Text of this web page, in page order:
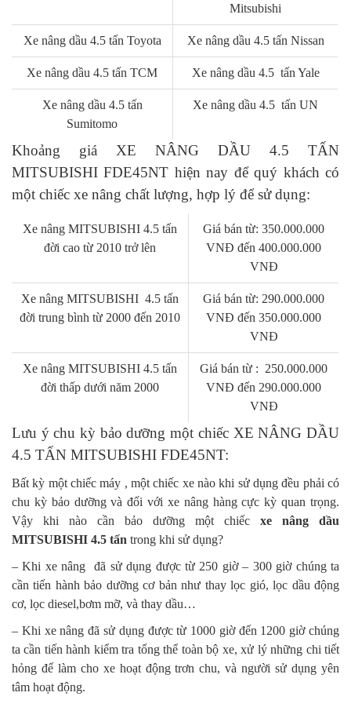
Mitsubishi
Xe nâng dầu 4.5 tấn Toyota Xe nâng dầu 4.5 tấn Nissan
Xe nâng dầu 4.5 tấn TCM Xe nâng dầu 4.5 tấn Yale
Xe nâng dầu 4.5 tấn
Sumitomo
Xe nâng dầu 4.5 tấn UN
Khoảng giá XE NÂNG DẦU 4.5 TẤN
MITSUBISHI FDE45NT hiện nay để quý khách có
một chiếc xe nâng chất lượng, hợp lý để sử dụng:
Xe nâng MITSUBISHI 4.5 tấn
đời cao từ 2010 trở lên
Giá bán từ: 350.000.000
VNĐ đến 400.000.000
VNĐ
Xe nâng MITSUBISHI 4.5 tấn
đời trung bình từ 2000 đến 2010
Giá bán từ: 290.000.000
VNĐ đến 350.000.000
VNĐ
Xe nâng MITSUBISHI 4.5 tấn
đời thấp dưới năm 2000
Giá bán từ : 250.000.000
VNĐ đến 290.000.000
VNĐ
Lưu ý chu kỳ bảo dưỡng một chiếc XE NÂNG DẦU
4.5 TẤN MITSUBISHI FDE45NT:
Bất kỳ một chiếc máy , một chiếc xe nào khi sử dụng đều phải có
chu kỳ bảo dưỡng và đối với xe nâng hàng cực kỳ quan trọng.
Vậy khi nào cần bảo dưỡng một chiếc xe nâng dầu
MITSUBISHI 4.5 tấn trong khi sử dụng?
– Khi xe nâng đã sử dụng được từ 250 giờ – 300 giờ chúng ta
cần tiến hành bảo dưỡng cơ bản như thay lọc gió, lọc dầu động
cơ, lọc diesel,bơm mỡ, và thay dầu…
– Khi xe nâng đã sử dụng được từ 1000 giờ đến 1200 giờ chúng
ta cần tiến hành kiểm tra tổng thể toàn bộ xe, xử lý những chi tiết
hỏng để làm cho xe hoạt động trơn chu, và người sử dụng yên
tâm hoạt động.